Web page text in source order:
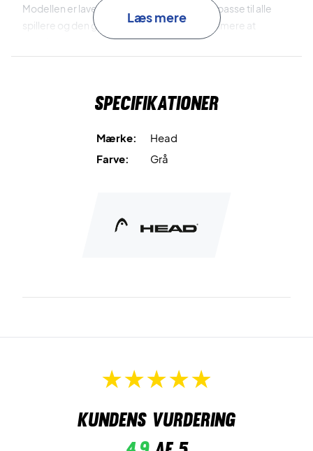
Modellen er lavet i et simpelt design som vil passe til alle
spillere og den grå farve gør det endnu nemmere at
matche med mange fede outfits.
Læs mere
Specifikationer
Mærke:
Head
Farve:
Grå
Kundens vurdering